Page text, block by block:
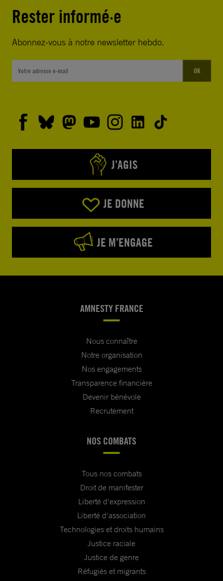
Rester informé·e
Abonnez-vous à notre newsletter hebdo.
OK
J’AGIS
JE DONNE
JE M’ENGAGE
AMNESTY FRANCE
Nous connaître
Notre organisation
Nos engagements
Transparence financière
Devenir bénévole
Recrutement
NOS COMBATS
Tous nos combats
Droit de manifester
Liberté d'expression
Liberté d'association
Technologies et droits humains
Justice raciale
Justice de genre
Réfugiés et migrants